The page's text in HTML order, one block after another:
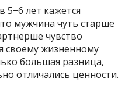
5−6 лет кажется
мужчина чуть старше
чувство
своему жизненному
большая разница,
отличались ценности.